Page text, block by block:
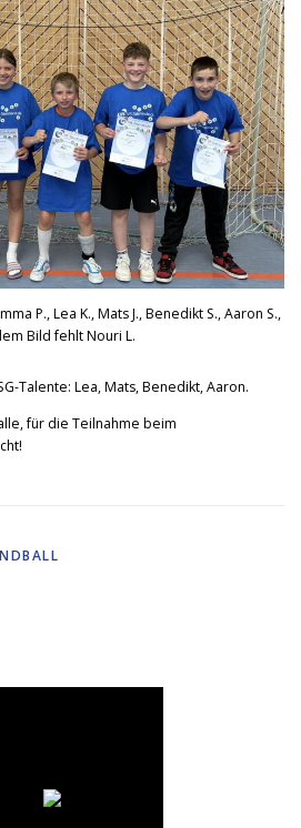
P., Lea K., Mats J., Benedikt S., Aaron S.,
Bild fehlt Nouri L.
Talente: Lea, Mats, Benedikt, Aaron.
für die Teilnahme beim